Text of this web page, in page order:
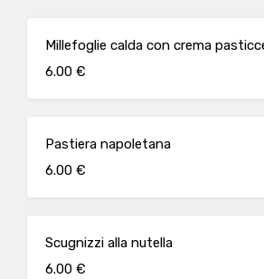
Millefoglie calda con crema
6.00 €
Pastiera napoletana
6.00 €
Scugnizzi alla nutella
6.00 €